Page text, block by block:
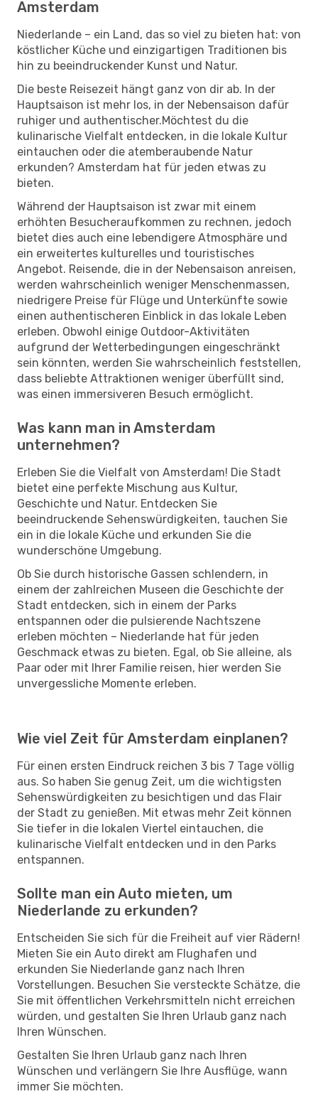
Amsterdam
Niederlande – ein Land, das so viel zu bieten hat: von
köstlicher Küche und einzigartigen Traditionen bis
hin zu beeindruckender Kunst und Natur.
Die beste Reisezeit hängt ganz von dir ab. In der
Hauptsaison ist mehr los, in der Nebensaison dafür
ruhiger und authentischer.Möchtest du die
kulinarische Vielfalt entdecken, in die lokale Kultur
eintauchen oder die atemberaubende Natur
erkunden? Amsterdam hat für jeden etwas zu
bieten.
Während der Hauptsaison ist zwar mit einem
erhöhten Besucheraufkommen zu rechnen, jedoch
bietet dies auch eine lebendigere Atmosphäre und
ein erweitertes kulturelles und touristisches
Angebot. Reisende, die in der Nebensaison anreisen,
werden wahrscheinlich weniger Menschenmassen,
niedrigere Preise für Flüge und Unterkünfte sowie
einen authentischeren Einblick in das lokale Leben
erleben. Obwohl einige Outdoor-Aktivitäten
aufgrund der Wetterbedingungen eingeschränkt
sein könnten, werden Sie wahrscheinlich feststellen,
dass beliebte Attraktionen weniger überfüllt sind,
was einen immersiveren Besuch ermöglicht.
Was kann man in Amsterdam
unternehmen?
Erleben Sie die Vielfalt von Amsterdam! Die Stadt
bietet eine perfekte Mischung aus Kultur,
Geschichte und Natur. Entdecken Sie
beeindruckende Sehenswürdigkeiten, tauchen Sie
ein in die lokale Küche und erkunden Sie die
wunderschöne Umgebung.
Ob Sie durch historische Gassen schlendern, in
einem der zahlreichen Museen die Geschichte der
Stadt entdecken, sich in einem der Parks
entspannen oder die pulsierende Nachtszene
erleben möchten – Niederlande hat für jeden
Geschmack etwas zu bieten. Egal, ob Sie alleine, als
Paar oder mit Ihrer Familie reisen, hier werden Sie
unvergessliche Momente erleben.
Wie viel Zeit für Amsterdam einplanen?
Für einen ersten Eindruck reichen 3 bis 7 Tage völlig
aus. So haben Sie genug Zeit, um die wichtigsten
Sehenswürdigkeiten zu besichtigen und das Flair
der Stadt zu genießen. Mit etwas mehr Zeit können
Sie tiefer in die lokalen Viertel eintauchen, die
kulinarische Vielfalt entdecken und in den Parks
entspannen.
Sollte man ein Auto mieten, um
Niederlande zu erkunden?
Entscheiden Sie sich für die Freiheit auf vier Rädern!
Mieten Sie ein Auto direkt am Flughafen und
erkunden Sie Niederlande ganz nach Ihren
Vorstellungen. Besuchen Sie versteckte Schätze, die
Sie mit öffentlichen Verkehrsmitteln nicht erreichen
würden, und gestalten Sie Ihren Urlaub ganz nach
Ihren Wünschen.
Gestalten Sie Ihren Urlaub ganz nach Ihren
Wünschen und verlängern Sie Ihre Ausflüge, wann
immer Sie möchten.